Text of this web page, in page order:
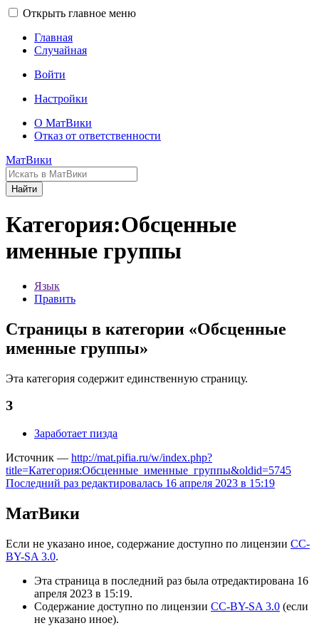
Открыть главное меню
Главная
Случайная
Войти
Настройки
О МатВики
Отказ от ответственности
МатВики
Найти
Категория:Обсценные
именные группы
Язык
Править
Страницы в категории «Обсценные
именные группы»
Эта категория содержит единственную страницу.
З
Заработает пизда
Источник — http://mat.pifia.ru/w/index.php?
title=Категория:Обсценные_именные_группы&oldid=5745
Последний раз редактировалась 16 апреля 2023 в 15:19
МатВики
Если не указано иное, содержание доступно по лицензии CC-
BY-SA 3.0.
Эта страница в последний раз была отредактирована 16
апреля 2023 в 15:19.
Содержание доступно по лицензии CC-BY-SA 3.0 (если
не указано иное).